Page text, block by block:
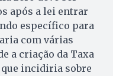
após a lei entrar
específico para
com várias
a criação da Taxa
incidiria sobre